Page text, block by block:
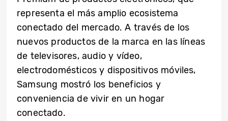
representa el más amplio ecosistema
conectado del mercado. A través de los
nuevos productos de la marca en las líneas
de televisores, audio y vídeo,
electrodomésticos y dispositivos móviles,
Samsung mostró los beneficios y
conveniencia de vivir en un hogar
conectado.